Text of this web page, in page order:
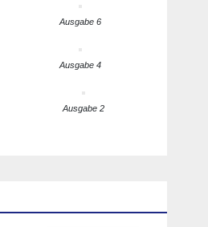
Ausgabe 6
Ausgabe 4
Ausgabe 2